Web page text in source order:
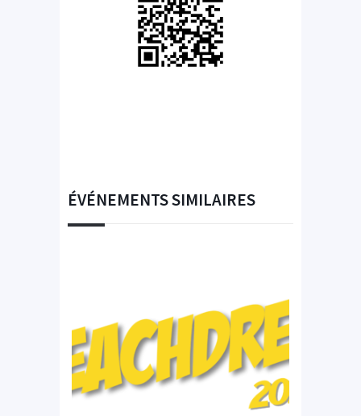
ÉVÉNEMENTS SIMILAIRES